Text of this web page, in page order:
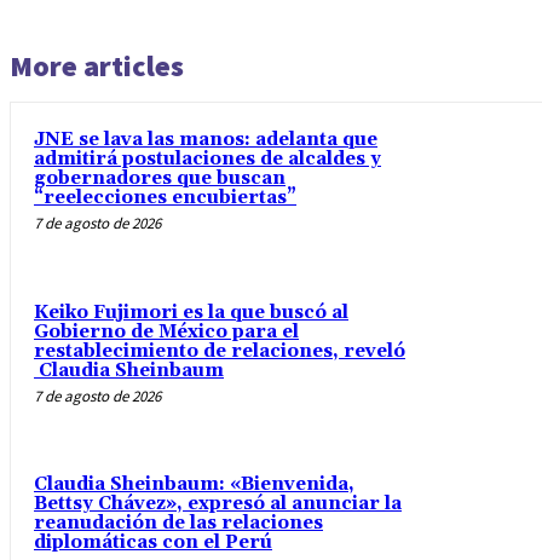
More articles
JNE se lava las manos: adelanta que
admitirá postulaciones de alcaldes y
gobernadores que buscan
“reelecciones encubiertas”
7 de agosto de 2026
Keiko Fujimori es la que buscó al
Gobierno de México para el
restablecimiento de relaciones, reveló
Claudia Sheinbaum
7 de agosto de 2026
Claudia Sheinbaum: «Bienvenida,
Bettsy Chávez», expresó al anunciar la
reanudación de las relaciones
diplomáticas con el Perú